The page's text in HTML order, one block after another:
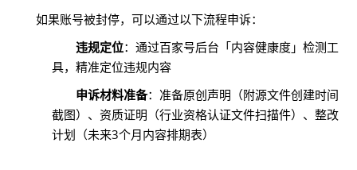
如果账号被封停，可以通过以下流程申诉：
违规定位：通过百家号后台「内容健康度」检测工
具，精准定位违规内容
申诉材料准备：准备原创声明（附源文件创建时间
截图）、资质证明（行业资格认证文件扫描件）、整改
计划（未来3个月内容排期表）